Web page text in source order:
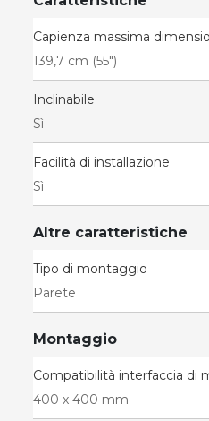
Capienza massima
139,7 cm (55")
Inclinabile
Sì
Facilità di installazione
Sì
Altre caratteristiche
Tipo di montaggio
Parete
Montaggio
Compatibilità interfaccia di
400 x 400 mm